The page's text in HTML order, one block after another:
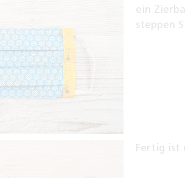
ein
steppen
Fertig ist